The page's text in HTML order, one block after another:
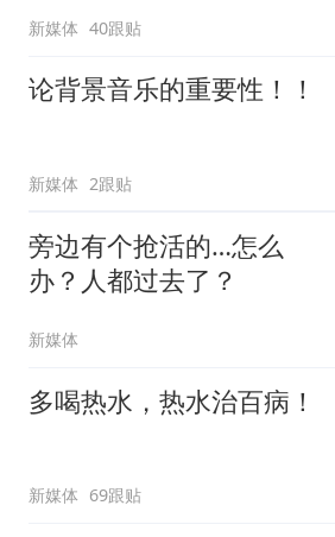
新媒体 40跟贴
论背景音乐的重要性！！
新媒体 2跟贴
旁边有个抢活的…怎么
办？人都过去了？
新媒体
多喝热水，热水治百病！
新媒体 69跟贴